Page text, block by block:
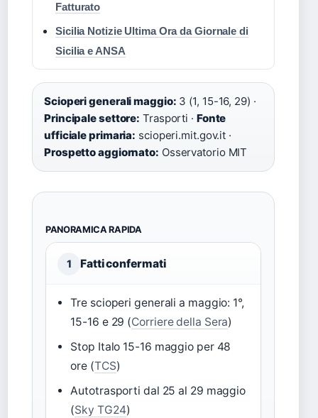
Fatturato
Sicilia Notizie Ultima Ora da Giornale di
Sicilia e ANSA
Scioperi generali maggio: 3 (1, 15-16, 29) ·
Principale settore: Trasporti · Fonte
ufficiale primaria: scioperi.mit.gov.it ·
Prospetto aggiornato: Osservatorio MIT
PANORAMICA RAPIDA
1 Fatti confermati
Tre scioperi generali a maggio: 1°,
15-16 e 29 (Corriere della Sera)
Stop Italo 15-16 maggio per 48
ore (TCS)
Autotrasporti dal 25 al 29 maggio
(Sky TG24)